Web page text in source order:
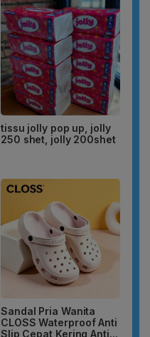
tissu jolly pop up, jolly
250 shet, jolly 200shet
Sandal Pria Wanita
CLOSS Waterproof Anti
Slip Cepat Kering Anti...